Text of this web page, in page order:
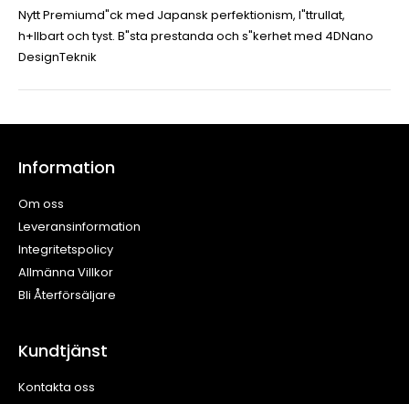
Nytt Premiumd"ck med Japansk perfektionism, l"ttrullat,
h+llbart och tyst. B"sta prestanda och s"kerhet med 4DNano
DesignTeknik
Information
Om oss
Leveransinformation
Integritetspolicy
Allmänna Villkor
Bli Återförsäljare
Kundtjänst
Kontakta oss